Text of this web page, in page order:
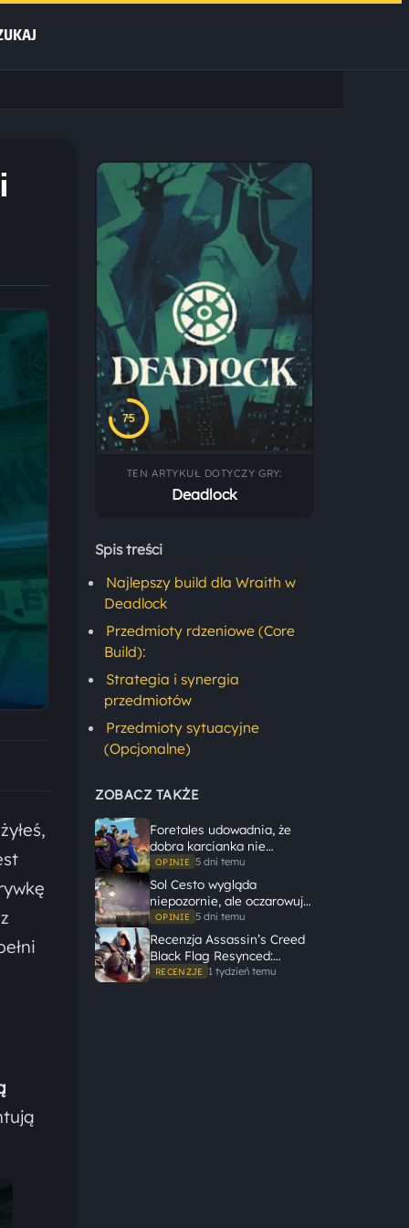
75
TEN ARTYKUŁ DOTYCZY GRY:
Deadlock
Spis treści
Najlepszy build dla Wraith w
Deadlock
Przedmioty rdzeniowe (Core
Build):
Strategia i synergia
przedmiotów
Przedmioty sytuacyjne
(Opcjonalne)
ZOBACZ TAKŻE
Foretales udowadnia, że
dobra karcianka nie
potrzebuje wielkiego
świata, żeby opowiedzieć
dużą historię
OPINIE 5 dni temu
Sol Cesto wygląda
niepozornie, ale oczarowuje
gameplayem
OPINIE 5 dni temu
Recenzja Assassin’s Creed
Black Flag Resynced:
Ubisoft tego nie zepsuł
RECENZJE 1 tydzień temu